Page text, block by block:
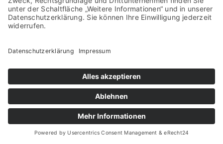
info@b-g-z.de
Baugutachter Zehnpfenning
Geer 34, 48653 Coesfeld-Lette
08.08.2026